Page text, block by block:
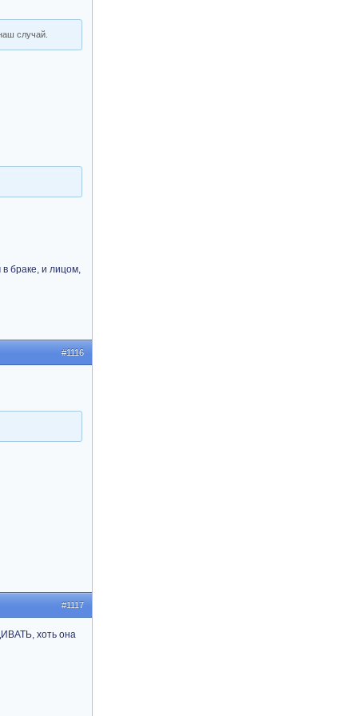
случай.
браке, и лицом,
#1116
#1117
хоть она